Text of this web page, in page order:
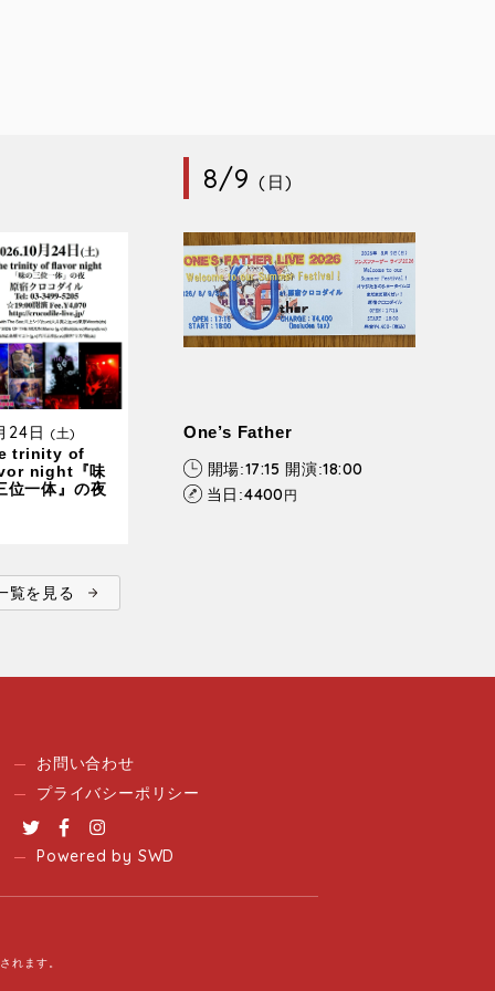
24日 (土)
trinity of
night『味
位一体』の夜
覧を見る
8/9(日)
One’s Father
開場:17:15 開演:18:00
当日:4400 円
お問い合わせ
プライバシーポリシー
TwitterFacebook
Powered by SWD
れます。